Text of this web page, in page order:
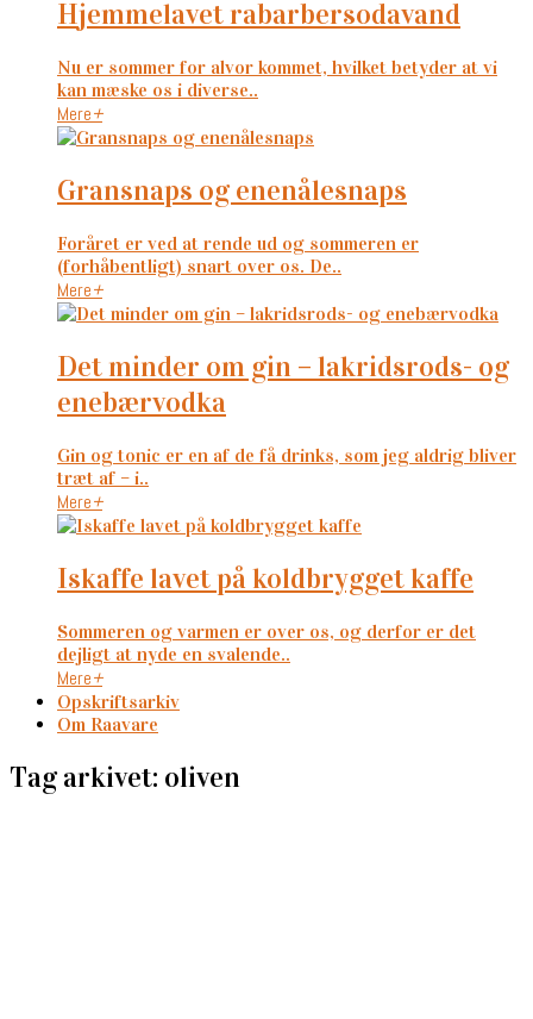
hjemmelavet rabarbersodavand
Nu er sommer for alvor kommet, hvilket betyder at vi
kan mæske os i diverse..
Mere+
gransnaps og enenålesnaps
Foråret er ved at rende ud og sommeren er
(forhåbentligt) snart over os. De..
Mere+
det minder om gin – lakridsrods- og
enebærvodka
Gin og tonic er en af de få drinks, som jeg aldrig bliver
træt af – i..
Mere+
iskaffe lavet på koldbrygget kaffe
Sommeren og varmen er over os, og derfor er det
dejligt at nyde en svalende..
Mere+
Opskriftsarkiv
Om Raavare
Tag arkivet: oliven